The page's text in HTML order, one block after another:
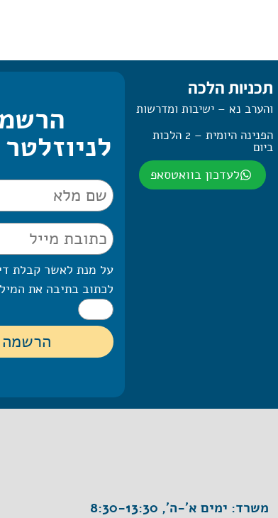
תכניות הלכה
והערב נא – ישיבות ומדרשות
הפנינה היומית – 2 הלכות
ביום
לעדכון בוואטסאפ
על מנת לאשר קבלת
לכתוב בתיבה את
משרד: ימים א'-ה', 8:30-13:30